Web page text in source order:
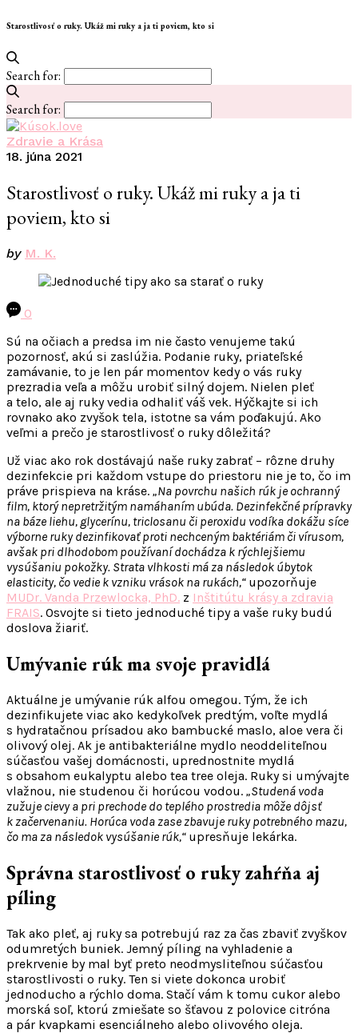
Starostlivosť o ruky. Ukáž mi ruky a ja ti poviem, kto si
Search for:
Search for:
Zdravie a Krása
18. júna 2021
Starostlivosť o ruky. Ukáž mi ruky a ja ti
poviem, kto si
by M. K.
0
Sú na očiach a predsa im nie často venujeme takú
pozornosť, akú si zaslúžia. Podanie ruky, priateľské
zamávanie, to je len pár momentov kedy o vás ruky
prezradia veľa a môžu urobiť silný dojem. Nielen pleť
a telo, ale aj ruky vedia odhaliť váš vek. Hýčkajte si ich
rovnako ako zvyšok tela, istotne sa vám poďakujú. Ako
veľmi a prečo je starostlivosť o ruky dôležitá?
Už viac ako rok dostávajú naše ruky zabrať – rôzne druhy
dezinfekcie pri každom vstupe do priestoru nie je to, čo im
práve prispieva na kráse. „Na povrchu našich rúk je ochranný
film, ktorý nepretržitým namáhaním ubúda. Dezinfekčné prípravky
na báze liehu, glycerínu, triclosanu či peroxidu vodíka dokážu síce
výborne ruky dezinfikovať proti nechceným baktériám či vírusom,
avšak pri dlhodobom používaní dochádza k rýchlejšiemu
vysúšaniu pokožky. Strata vlhkosti má za následok úbytok
elasticity, čo vedie k vzniku vrások na rukách,“ upozorňuje
MUDr. Vanda Przewlocka, PhD. z Inštitútu krásy a zdravia
FRAIS. Osvojte si tieto jednoduché tipy a vaše ruky budú
doslova žiariť.
Umývanie rúk ma svoje pravidlá
Aktuálne je umývanie rúk alfou omegou. Tým, že ich
dezinfikujete viac ako kedykoľvek predtým, voľte mydlá
s hydratačnou prísadou ako bambucké maslo, aloe vera či
olivový olej. Ak je antibakteriálne mydlo neoddeliteľnou
súčasťou vašej domácnosti, uprednostnite mydlá
s obsahom eukalyptu alebo tea tree oleja. Ruky si umývajte
vlažnou, nie studenou či horúcou vodou. „Studená voda
zužuje cievy a pri prechode do teplého prostredia môže dôjsť
k začervenaniu. Horúca voda zase zbavuje ruky potrebného mazu,
čo ma za následok vysúšanie rúk,“ upresňuje lekárka.
Správna starostlivosť o ruky zahŕňa aj
píling
Tak ako pleť, aj ruky sa potrebujú raz za čas zbaviť zvyškov
odumretých buniek. Jemný píling na vyhladenie a
prekrvenie by mal byť preto neodmysliteľnou súčasťou
starostlivosti o ruky. Ten si viete dokonca urobiť
jednoducho a rýchlo doma. Stačí vám k tomu cukor alebo
morská soľ, ktorú zmiešate so šťavou z polovice citróna
a pár kvapkami esenciálneho alebo olivového oleja.